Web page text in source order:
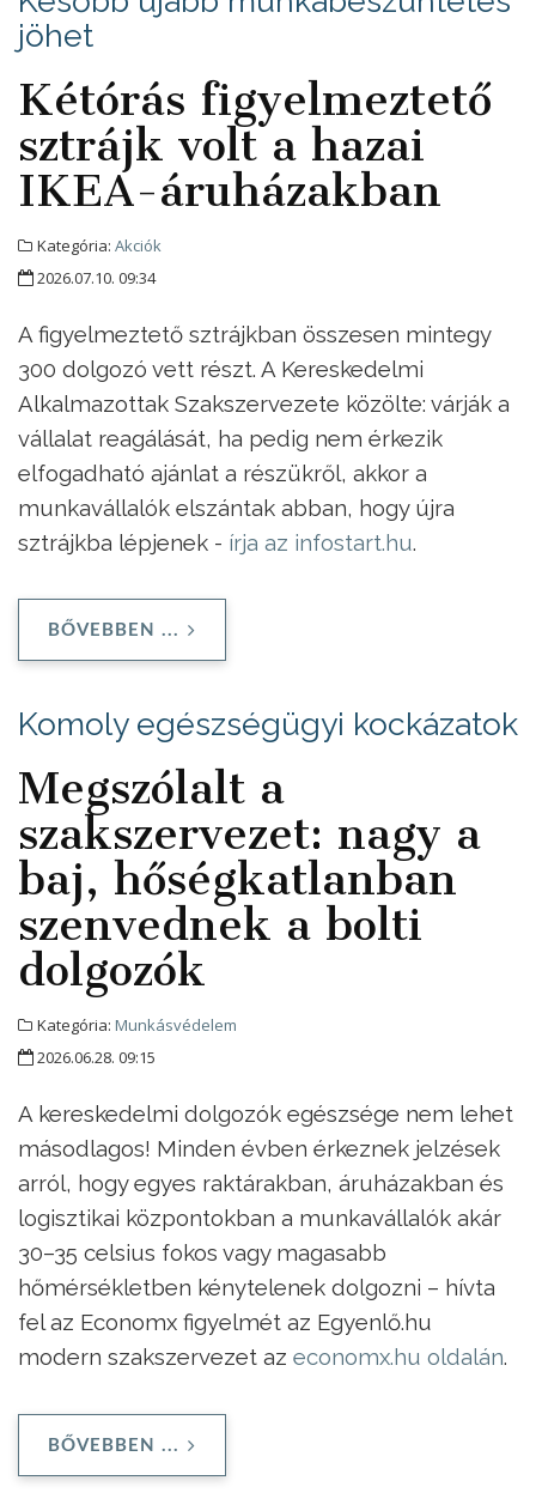
jöhet
Kétórás figyelmeztető
sztrájk volt a hazai
IKEA-áruházakban
Kategória: Akciók
2026.07.10. 09:34
A figyelmeztető sztrájkban összesen mintegy
300 dolgozó vett részt. A Kereskedelmi
Alkalmazottak Szakszervezete közölte: várják a
vállalat reagálását, ha pedig nem érkezik
elfogadható ajánlat a részükről, akkor a
munkavállalók elszántak abban, hogy újra
sztrájkba lépjenek - írja az infostart.hu.
BŐVEBBEN ...
Komoly egészségügyi kockázatok
Megszólalt a
szakszervezet: nagy a
baj, hőségkatlanban
szenvednek a bolti
dolgozók
Kategória: Munkásvédelem
2026.06.28. 09:15
A kereskedelmi dolgozók egészsége nem lehet
másodlagos! Minden évben érkeznek jelzések
arról, hogy egyes raktárakban, áruházakban és
logisztikai központokban a munkavállalók akár
30–35 celsius fokos vagy magasabb
hőmérsékletben kénytelenek dolgozni – hívta
fel az Economx figyelmét az Egyenlő.hu
modern szakszervezet az economx.hu oldalán.
BŐVEBBEN ...